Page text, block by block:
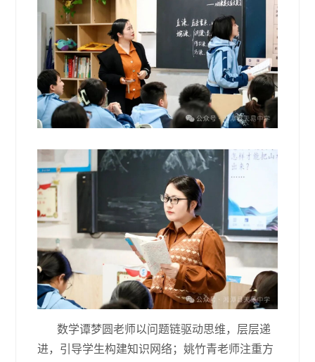
数学谭梦圆老师以问题链驱动思维，层层递
进，引导学生构建知识网络；姚竹青老师注重方